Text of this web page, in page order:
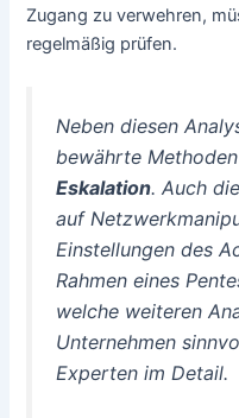
Zugang zu verwehren,
regelmäßig prüfen.
Neben diesen
bewährte
Eskalation. Auch
auf
Einstellungen des
Rahmen eines
welche weiteren
Unternehmen
Experten im Detail.